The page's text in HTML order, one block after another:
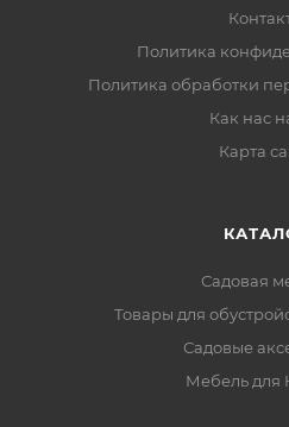
Политика
Политика обработки
Как нас
Карта
Садовая
Товары для
Садовые
Мебель для